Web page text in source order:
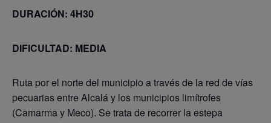
DURACIÓN: 4H30
DIFICULTAD: MEDIA
Ruta por el norte del municipio a través de la red de vías
pecuarias entre Alcalá y los municipios limítrofes
(Camarma y Meco). Se trata de recorrer la estepa